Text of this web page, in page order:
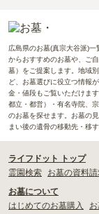
広島県のお墓(真宗大谷派)
からおすすめのお墓や、ご
墓）をご提案します。地域
ど、お墓選びに役立つ情報
金・値段もご覧いただけま
都立・都営）・有名寺院、
のお墓を探せます。お墓の
まい後の遺骨の移動先・移
ライフドット トップ
霊園検索
お墓の資料
お墓について
はじめてのお墓購入